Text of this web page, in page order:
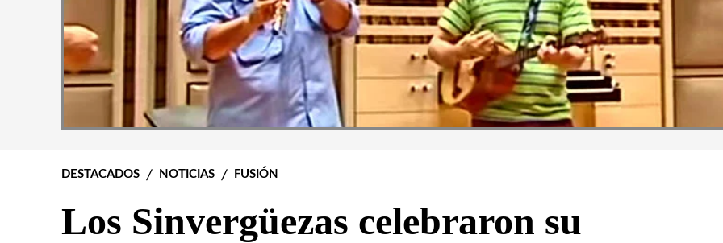
DESTACADOS NOTICIAS FUSIÓN
Los Sinvergüezas celebraron su